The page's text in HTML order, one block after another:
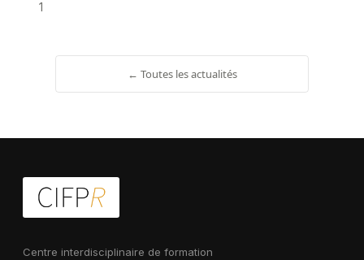
1
← Toutes les actualités
Centre interdisciplinaire de formation